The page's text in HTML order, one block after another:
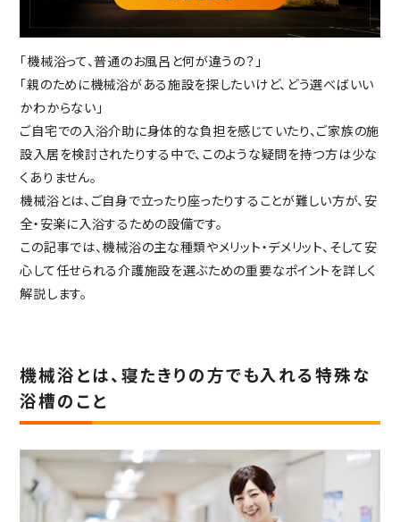
新着情報
コラム
施設ブログ
建築候補地募集のお知らせ
手続きについて
重要事項説明書・
プライバシーポリシー
RECRUIT
TOP
「機械浴って、普通のお風呂と何が違うの？」
「親のために機械浴がある施設を探したいけど、どう選べばいい
かわからない」
ご自宅での入浴介助に身体的な負担を感じていたり、ご家族の施
設入居を検討されたりする中で、このような疑問を持つ方は少な
くありません。
機械浴とは、ご自身で立ったり座ったりすることが難しい方が、安
全・安楽に入浴するための設備です。
この記事では、機械浴の主な種類やメリット・デメリット、そして安
心して任せられる介護施設を選ぶための重要なポイントを詳しく
解説します。
機械浴とは、寝たきりの方でも入れる特殊な
浴槽のこと